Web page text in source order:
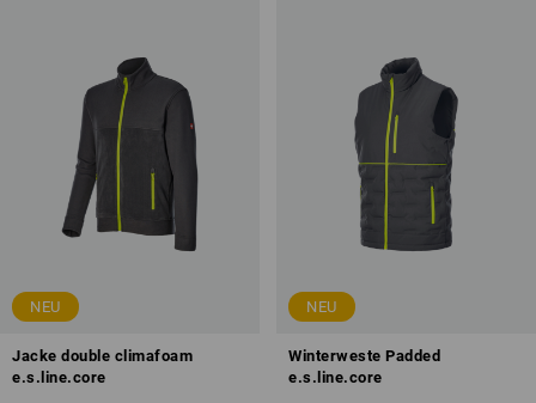
NEU
Jacke double climafoam
e.s.line.core
NEU
Winterweste Padded
e.s.line.core